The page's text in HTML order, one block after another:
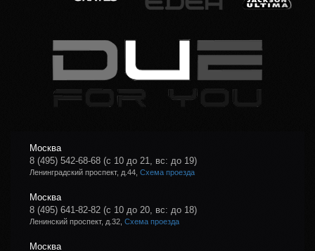
Москва
8 (495) 542-68-68 (с 10 до 21, вс: до 19)
Ленинградский проспект, д.44, Схема проезда
Москва
8 (495) 641-82-82 (с 10 до 20, вс: до 18)
Ленинский проспект, д.32, Схема проезда
Москва